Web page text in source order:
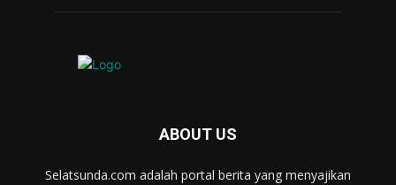
ABOUT US
Selatsunda.com adalah portal berita yang menyajikan